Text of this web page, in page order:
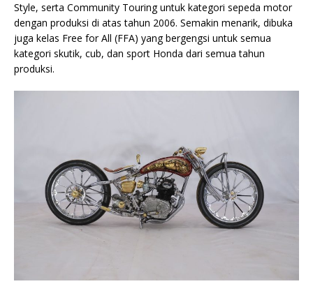
Style, serta Community Touring untuk kategori sepeda motor
dengan produksi di atas tahun 2006. Semakin menarik, dibuka
juga kelas Free for All (FFA) yang bergengsi untuk semua
kategori skutik, cub, dan sport Honda dari semua tahun
produksi.